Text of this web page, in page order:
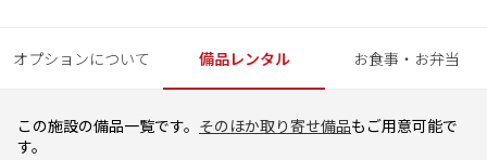
オプションについて 備品レンタル お食事・お弁当
この施設の備品一覧です。 そのほか取り寄せ備品もご用意可能で
す。